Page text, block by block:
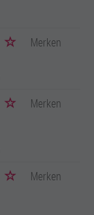
Merken
Merken
Merken